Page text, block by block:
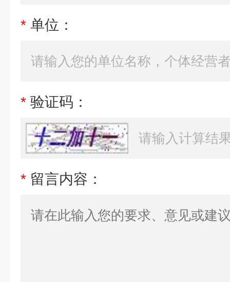
* 单位：
* 验证码：
* 留言内容：